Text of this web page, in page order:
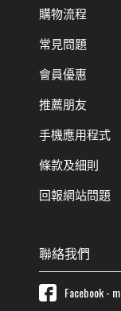
購物流程
常見問題
會員優惠
推薦朋友
手機應用程式
條款及細則
回報網站問題
聯絡我們
Facebook -